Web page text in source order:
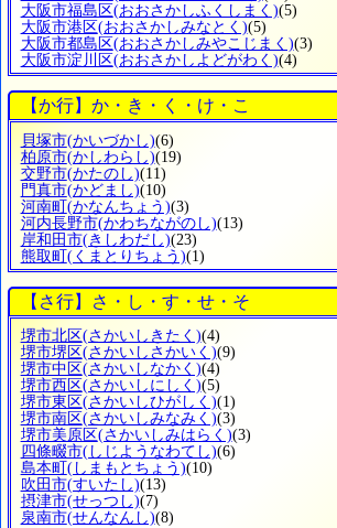
大阪市福島区(おおさかしふくしまく)(5)
大阪市港区(おおさかしみなとく)(5)
大阪市都島区(おおさかしみやこじまく)(3)
大阪市淀川区(おおさかしよどがわく)(4)
【か行】か・き・く・け・こ
貝塚市(かいづかし)(6)
柏原市(かしわらし)(19)
交野市(かたのし)(11)
門真市(かどまし)(10)
河南町(かなんちょう)(3)
河内長野市(かわちながのし)(13)
岸和田市(きしわだし)(23)
熊取町(くまとりちょう)(1)
【さ行】さ・し・す・せ・そ
堺市北区(さかいしきたく)(4)
堺市堺区(さかいしさかいく)(9)
堺市中区(さかいしなかく)(4)
堺市西区(さかいしにしく)(5)
堺市東区(さかいしひがしく)(1)
堺市南区(さかいしみなみく)(3)
堺市美原区(さかいしみはらく)(3)
四條畷市(しじようなわてし)(6)
島本町 (しまもとちょう)(10)
吹田市(すいたし)(13)
摂津市(せっつし)(7)
泉南市(せんなんし)(8)